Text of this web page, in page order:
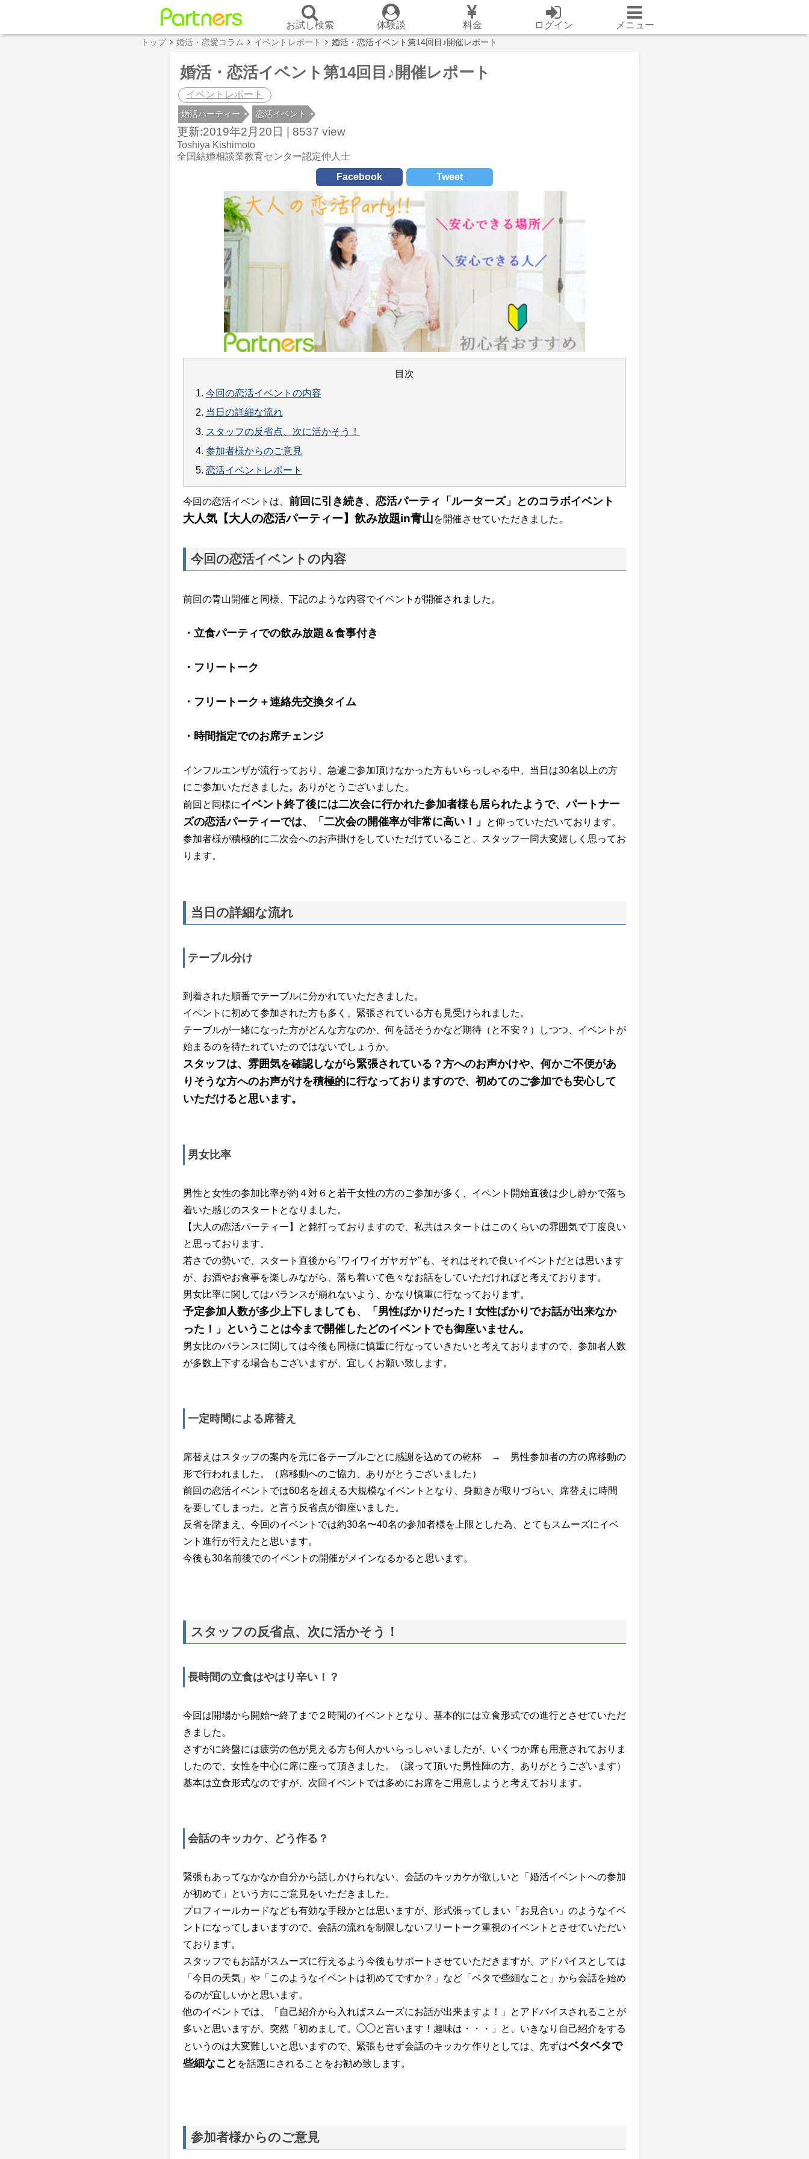
お試し検索 体験談 料金 ログイン メニュー
トップ 婚活・恋愛コラム イベントレポート 婚活・恋活イベント第14回目♪開催レポート
婚活・恋活イベント第14回目♪開催レポート
イベントレポート
婚活パーティー 恋活イベント
更新:2019年2月20日 | 8537 view
Toshiya Kishimoto
全国結婚相談業教育センター認定仲人士
Facebook
Tweet
目次
1. 今回の恋活イベントの内容
2. 当日の詳細な流れ
3. スタッフの反省点、次に活かそう！
4. 参加者様からのご意見
5. 恋活イベントレポート
今回の恋活イベントは、 前回に引き続き、恋活パーティ「ルーターズ」とのコラボイベント
大人気【大人の恋活パーティー】飲み放題in青山を開催させていただきました。
今回の恋活イベントの内容
前回の青山開催と同様、下記のような内容でイベントが開催されました。
・立食パーティでの飲み放題＆食事付き
・フリートーク
・フリートーク＋連絡先交換タイム
・時間指定でのお席チェンジ
インフルエンザが流行っており、急遽ご参加頂けなかった方もいらっしゃる中、当日は30名以上の方
にご参加いただきました。ありがとうございました。
前回と同様にイベント終了後には二次会に行かれた参加者様も居られたようで、パートナー
ズの恋活パーティーでは、「二次会の開催率が非常に高い！」
と仰っていただいております。
参加者様が積極的に二次会へのお声掛けをしていただけていること、スタッフ一同大変嬉しく思ってお
ります。
当日の詳細な流れ
テーブル分け
到着された順番でテーブルに分かれていただきました。
イベントに初めて参加された方も多く、緊張されている方も見受けられました。
テーブルが一緒になった方がどんな方なのか、何を話そうかなど期待（と不安？）しつつ、イベントが
始まるのを待たれていたのではないでしょうか。
スタッフは、雰囲気を確認しながら緊張されている？方へのお声かけや、何かご不便があ
りそうな方へのお声がけを積極的に行なっておりますので、初めてのご参加でも安心して
いただけると思います。
男女比率
男性と女性の参加比率が約４対６と若干女性の方のご参加が多く、イベント開始直後は少し静かで落ち
着いた感じのスタートとなりました。
【大人の恋活パーティー】と銘打っておりますので、私共はスタートはこのくらいの雰囲気で丁度良い
と思っております。
若さでの勢いで、スタート直後から"ワイワイガヤガヤ"も、それはそれで良いイベントだとは思います
が、お酒やお食事を楽しみながら、落ち着いて色々なお話をしていただければと考えております。
男女比率に関してはバランスが崩れないよう、かなり慎重に行なっております。
予定参加人数が多少上下しましても、「男性ばかりだった！女性ばかりでお話が出来なか
った！」ということは今まで開催したどのイベントでも御座いません。
男女比のバランスに関しては今後も同様に慎重に行なっていきたいと考えておりますので、参加者人数
が多数上下する場合もございますが、宜しくお願い致します。
一定時間による席替え
席替えはスタッフの案内を元に各テーブルごとに感謝を込めての乾杯 → 男性参加者の方の席移動の
形で行われました。（席移動へのご協力、ありがとうございました）
前回の恋活イベントでは60名を超える大規模なイベントとなり、身動きが取りづらい、席替えに時間
を要してしまった。と言う反省点が御座いました。
反省を踏まえ、今回のイベントでは約30名〜40名の参加者様を上限とした為、とてもスムーズにイベ
ント進行が行えたと思います。
今後も30名前後でのイベントの開催がメインなるかると思います。
スタッフの反省点、次に活かそう！
長時間の立食はやはり辛い！？
今回は開場から開始〜終了まで２時間のイベントとなり、基本的には立食形式での進行とさせていただ
きました。
さすがに終盤には疲労の色が見える方も何人かいらっしゃいましたが、いくつか席も用意されておりま
したので、女性を中心に席に座って頂きました。（譲って頂いた男性陣の方、ありがとうございます）
基本は立食形式なのですが、次回イベントでは多めにお席をご用意しようと考えております。
会話のキッカケ、どう作る？
緊張もあってなかなか自分から話しかけられない、会話のキッカケが欲しいと「婚活イベントへの参加
が初めて」という方にご意見をいただきました。
プロフィールカードなども有効な手段かとは思いますが、形式張ってしまい「お見合い」のようなイベ
ントになってしまいますので、会話の流れを制限しないフリートーク重視のイベントとさせていただい
ております。
スタッフでもお話がスムーズに行えるよう今後もサポートさせていただきますが、アドバイスとしては
「今日の天気」や「このようなイベントは初めてですか？」など「ベタで些細なこと」から会話を始め
るのが宜しいかと思います。
他のイベントでは、「自己紹介から入ればスムーズにお話が出来ますよ！」とアドバイスされることが
多いと思いますが、突然「初めまして。◯◯と言います！趣味は・・・」と、いきなり自己紹介をする
というのは大変難しいと思いますので、緊張もせず会話のキッカケ作りとしては、先ずはベタベタで
些細なこと を話題にされることをお勧め致します。
参加者様からのご意見